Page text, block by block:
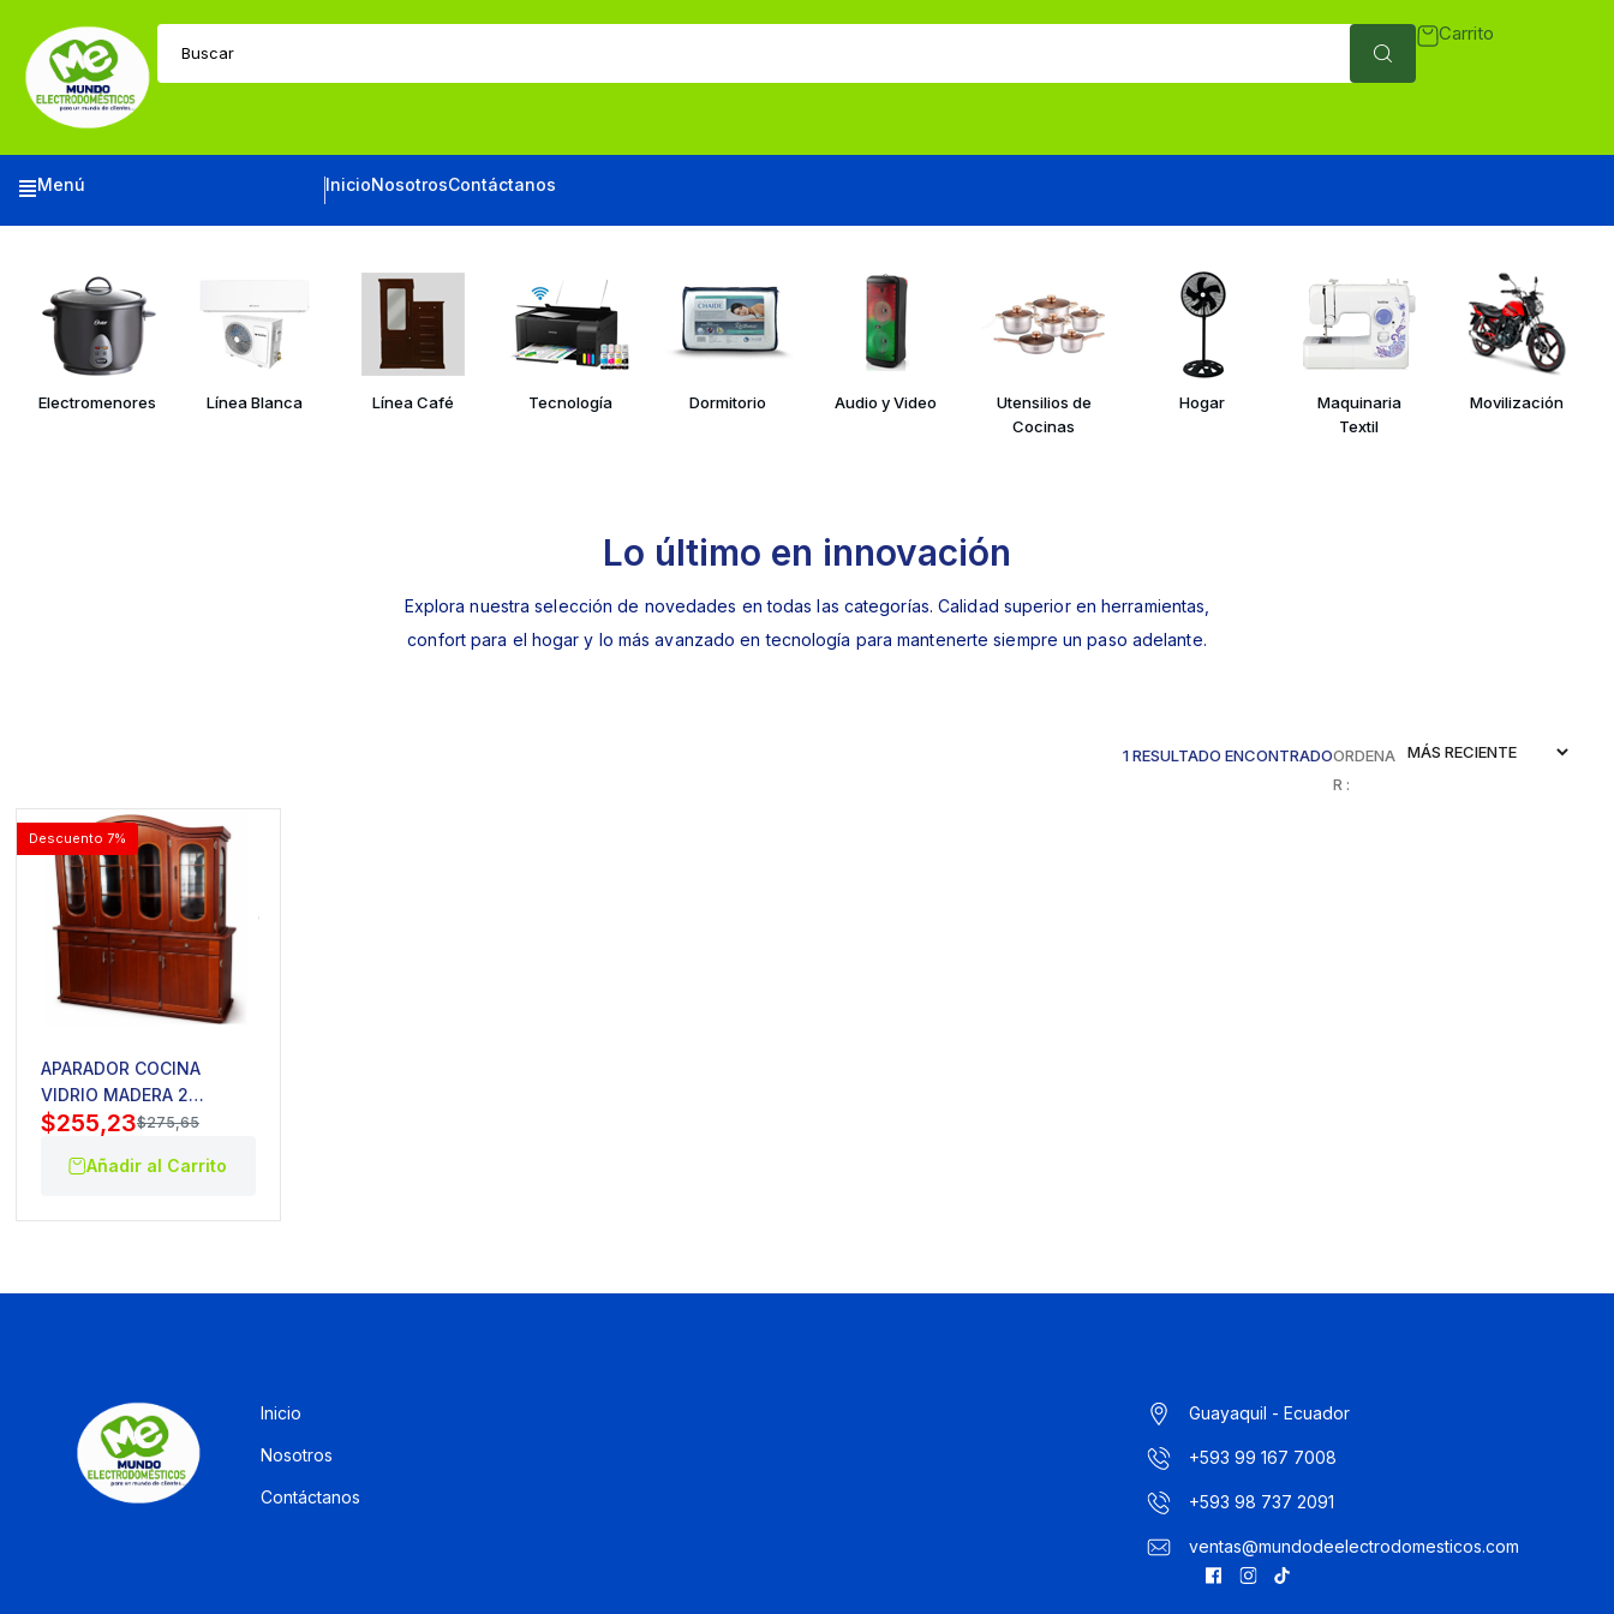
Buscar
Carrito
Menú InicioNosotrosContáctanos
Electromenores Línea Blanca Línea Café Tecnología Dormitorio Audio y Video
Utensilios de
Cocinas
Hogar
Maquinaria
Textil
Movilización
Lo último en innovación
Explora nuestra selección de novedades en todas las categorías. Calidad superior en herramientas,
confort para el hogar y lo más avanzado en tecnología para mantenerte siempre un paso adelante.
1 RESULTADO ENCONTRADOORDENA
R :
Descuento 7%
APARADOR COCINA
VIDRIO MADERA 2
CUERPO
$275,65
$255,23
Añadir al Carrito
Inicio
Nosotros
Contáctanos
Guayaquil - Ecuador
+593 99 167 7008
+593 98 737 2091
ventas@mundodeelectrodomesticos.com